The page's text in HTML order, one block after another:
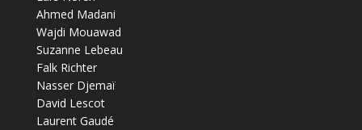
Ahmed Madani
Wajdi Mouawad
Suzanne Lebeau
Falk Richter
Nasser Djemaï
David Lescot
Laurent Gaudé